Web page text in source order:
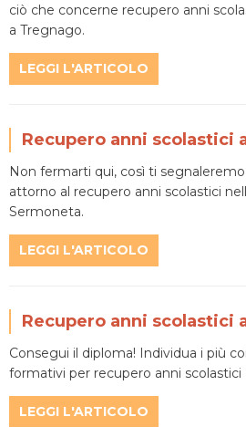
ciò che concerne recupero anni
a Tregnago.
LEGGI L'ARTICOLO
Recupero anni scolastici
Non fermarti qui, così ti
attorno al recupero anni scolastici
Sermoneta.
LEGGI L'ARTICOLO
Recupero anni scolastici
Consegui il diploma! Individua i più
formativi per recupero anni scolastici
LEGGI L'ARTICOLO